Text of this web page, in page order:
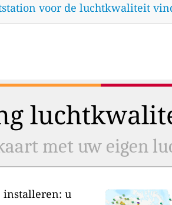
voor de luchtkwaliteit
met uw eigen
installeren: u